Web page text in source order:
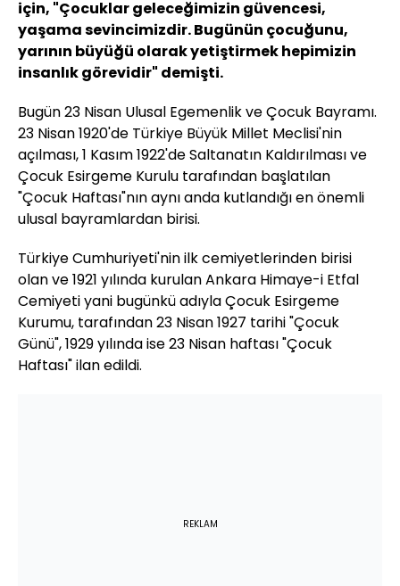
için, "Çocuklar geleceğimizin güvencesi,
yaşama sevincimizdir. Bugünün çocuğunu,
yarının büyüğü olarak yetiştirmek hepimizin
insanlık görevidir" demişti.
Bugün 23 Nisan Ulusal Egemenlik ve Çocuk Bayramı.
23 Nisan 1920'de Türkiye Büyük Millet Meclisi'nin
açılması, 1 Kasım 1922'de Saltanatın Kaldırılması ve
Çocuk Esirgeme Kurulu tarafından başlatılan
"Çocuk Haftası"nın aynı anda kutlandığı en önemli
ulusal bayramlardan birisi.
Türkiye Cumhuriyeti'nin ilk cemiyetlerinden birisi
olan ve 1921 yılında kurulan Ankara Himaye-i Etfal
Cemiyeti yani bugünkü adıyla Çocuk Esirgeme
Kurumu, tarafından 23 Nisan 1927 tarihi "Çocuk
Günü", 1929 yılında ise 23 Nisan haftası "Çocuk
Haftası" ilan edildi.
REKLAM